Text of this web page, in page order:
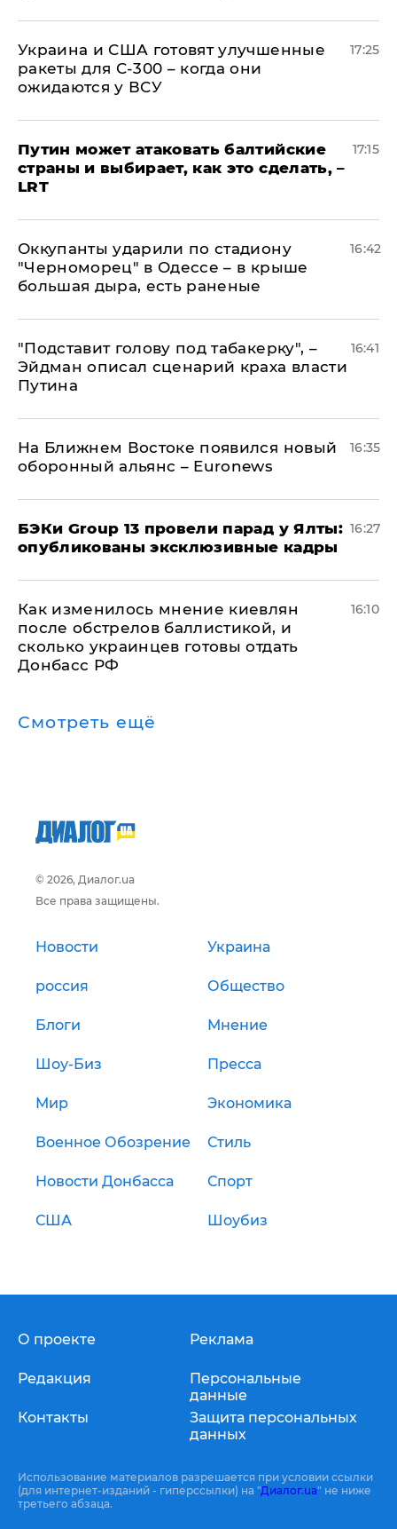
Украина и США готовят улучшенные
ракеты для С-300 – когда они
ожидаются у ВСУ
17:25
Путин может атаковать балтийские
страны и выбирает, как это сделать, –
LRT
17:15
Оккупанты ударили по стадиону
"Черноморец" в Одессе – в крыше
большая дыра, есть раненые
16:42
​"Подставит голову под табакерку", –
Эйдман описал сценарий краха власти
Путина
16:41
На Ближнем Востоке появился новый
оборонный альянс – Euronews
16:35
​БЭКи Group 13 провели парад у Ялты:
опубликованы эксклюзивные кадры
16:27
Как изменилось мнение киевлян
после обстрелов баллистикой, и
сколько украинцев готовы отдать
Донбасс РФ
16:10
Смотреть ещё
© 2026, Диалог.ua
Все права защищены.
Новости Украина
россия Общество
Блоги Мнение
Шоу-Биз Пресса
Мир Экономика
Военное Обозрение Стиль
Новости Донбасса Спорт
США Шоубиз
О проекте
Редакция
Контакты
Реклама
Персональные
данные
Защита персональных
данных
Использование материалов разрешается при условии ссылки
(для интернет-изданий - гиперссылки) на "Диалог.ua" не ниже
третьего абзаца.